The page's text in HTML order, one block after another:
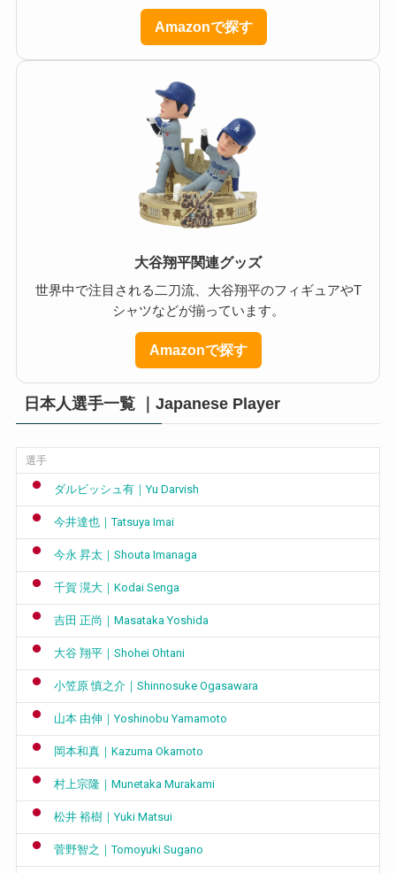
Amazonで探す
大谷翔平関連グッズ
世界中で注目される二刀流、大谷翔平のフィギュアやT
シャツなどが揃っています。
Amazonで探す
日本人選手一覧 ｜Japanese Player
選手
ダルビッシュ有｜Yu Darvish
今井達也｜Tatsuya Imai
今永 昇太｜Shouta Imanaga
千賀 滉大｜Kodai Senga
吉田 正尚｜Masataka Yoshida
大谷 翔平｜Shohei Ohtani
小笠原 慎之介｜Shinnosuke Ogasawara
山本 由伸｜Yoshinobu Yamamoto
岡本和真｜Kazuma Okamoto
村上宗隆｜Munetaka Murakami
松井 裕樹｜Yuki Matsui
菅野智之｜Tomoyuki Sugano